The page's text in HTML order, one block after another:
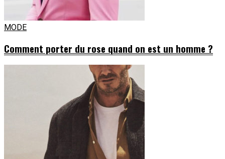
MODE
Comment porter du rose quand on est un homme ?